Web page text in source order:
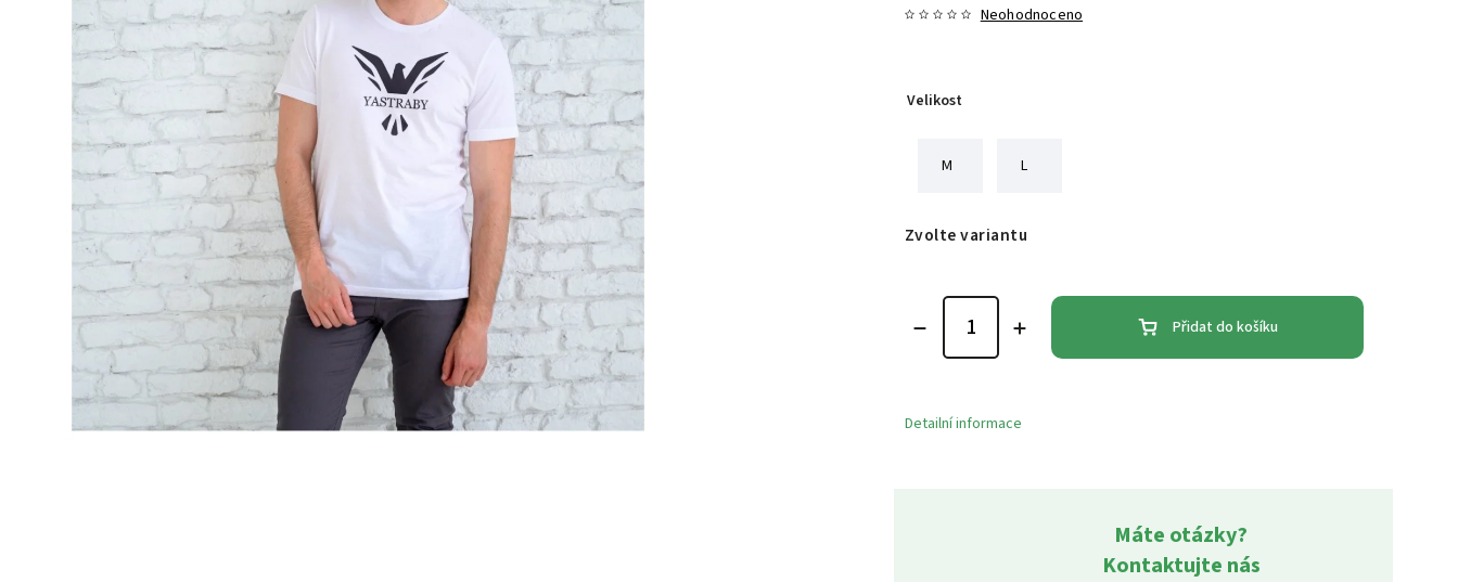
Neohodnoceno
Velikost
M L
Zvolte variantu
Přidat do košíku
Detailní informace
Máte otázky?
Kontaktujte nás